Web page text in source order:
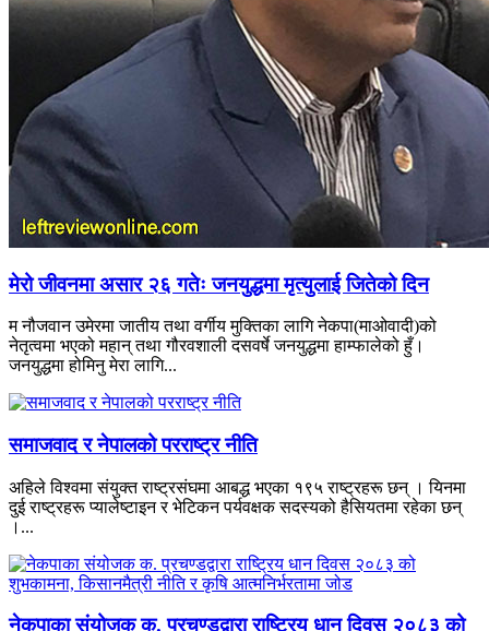
मेरो जीवनमा असार २६ गतेः जनयुद्धमा मृत्युलाई जितेको दिन
म नौजवान उमेरमा जातीय तथा वर्गीय मुक्तिका लागि नेकपा(माओवादी)को
नेतृत्वमा भएको महान् तथा गौरवशाली दसवर्षे जनयुद्धमा हाम्फालेको हुँ।
जनयुद्धमा होमिनु मेरा लागि...
समाजवाद र नेपालको परराष्ट्र नीति
अहिले विश्वमा संयुक्त राष्ट्रसंघमा आबद्ध भएका १९५ राष्ट्रहरू छन् । यिनमा
दुई राष्ट्रहरू प्यालेष्टाइन र भेटिकन पर्यवक्षक सदस्यको हैसियतमा रहेका छन्
।...
नेकपाका संयोजक क. प्रचण्डद्वारा राष्ट्रिय धान दिवस २०८३ को